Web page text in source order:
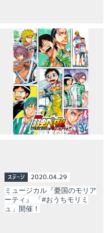
ステージ 2020.04.29
ミュージカル『憂国のモリア
ーティ』 「#おうちモリミ
ュ」開催！